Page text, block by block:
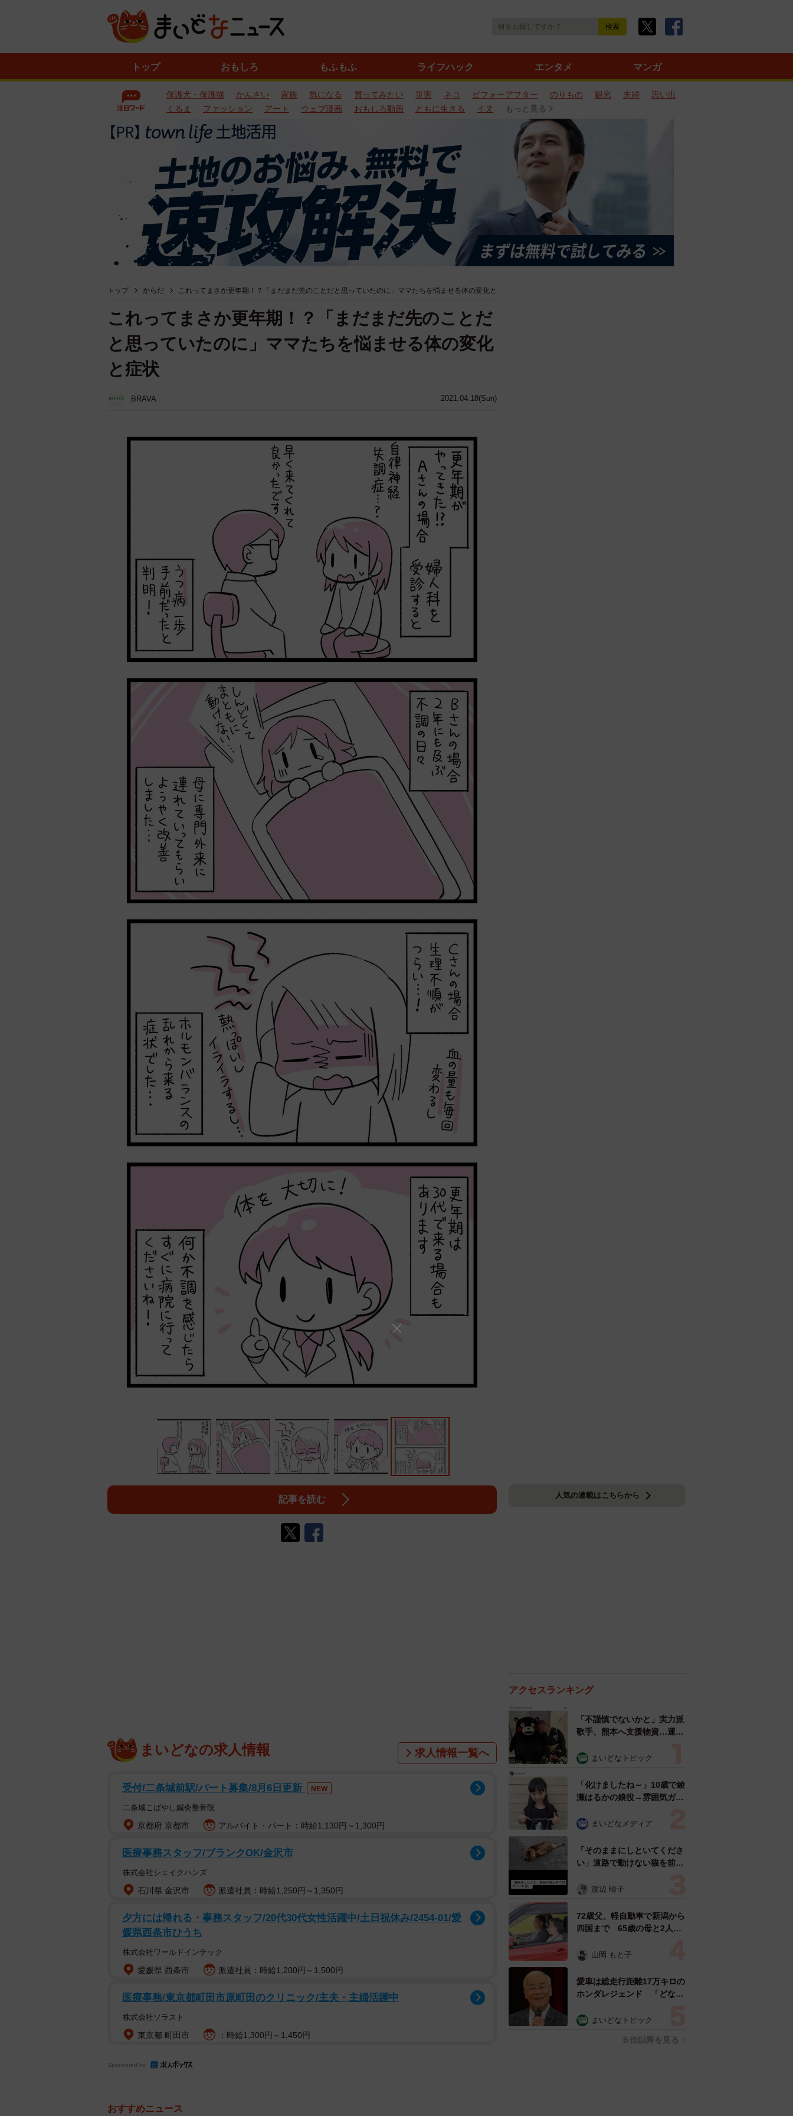
トップ おもしろ もふもふ ライフハック エンタメ マンガ
保護犬・保護猫 かんさい 家族 気になる 買ってみたい 災害 ネコ ビフォーアフター のりもの 観光 夫婦
思い出
くるま
ファッション アート ウェブ漫画 おもしろ動画 ともに生きる イヌ もっと見る
トップ からだ これってまさか更年期！？「まだまだ先のことだと思っていたのに」ママたちを悩ませる体の変化と
2021.04.18(Sun)
これってまさか更年期！？「まだまだ先のことだ
と思っていたのに」ママたちを悩ませる体の変化
と症状
BRAVA
記事を読む
まいどなの求人情報 求人情報一覧へ
受付/二条城前駅/パート募集/8月6日更新 NEW
二条城こばやし鍼灸整骨院
京都府 京都市 アルバイト・パート：時給1,130円～1,300円
医療事務スタッフ/ブランクOK/金沢市
株式会社シェイクハンズ
石川県 金沢市 派遣社員：時給1,250円～1,350円
夕方には帰れる・事務スタッフ/20代30代女性活躍中/土日祝休み/2454-01/愛
媛県西条市ひうち
株式会社ワールドインテック
愛媛県 西条市 派遣社員：時給1,200円～1,500円
医療事務/東京都町田市原町田のクリニック/主夫・主婦活躍中
株式会社ソラスト
東京都 町田市 ：時給1,300円～1,450円
Sponsored by
おすすめニュース
人気の連載はこちらから
アクセスランキング
「不謹慎でないかと」実力派
歌手、熊本へ支援物資…運搬
めらい 「痛いほど伝わる」
まいどなトピック
「化けましたね～」10歳で綾
瀬はるかの娘役→雰囲気ガラ
雰囲気が」「宝塚に入れそ
まいどなメディア
「そのままにしといてくださ
い」道路で動けない猫を前に
ようとした4日間 「命の重
表の訴え
渡辺 晴子
72歳父、軽自動車で新潟から
四国まで 65歳の母と2人で
憩まで分刻み… 「大学生で
山岡 もと子
愛車は総走行距離17万キロの
ホンダレジェンド 「どなた
所漫才師が譲渡の意向
まいどなトピック
６位以降を見る